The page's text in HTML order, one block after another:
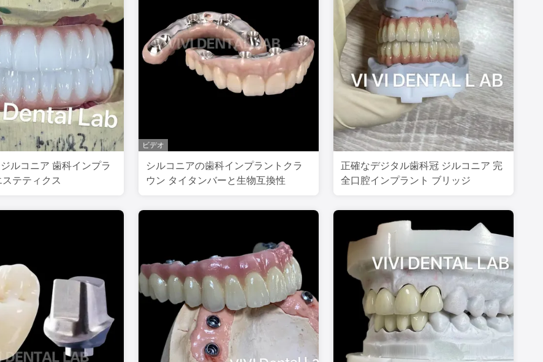
ルコニア 歯科インプラ
テティクス
ビデオ
シルコニアの歯科インプラントクラ
ウン タイタンバーと生物互換性
正確なデジタル歯科冠 ジルコニア 完
全口腔インプラント ブリッジ